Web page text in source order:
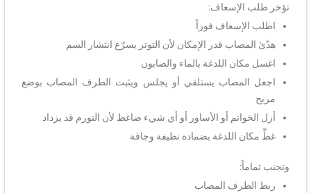
تؤخر طلب الإسعاف:
اطلب الإسعاف فوراً
هدّئ المصاب قدر الإمكان لأن التوتر يسرّع انتشار السم
اغسل مكان اللدغة بالماء والصابون
اجعل المصاب يستلقي أو يجلس ويثبت الطرف المصاب بوضع
مريح
أزل الخواتم أو الأساور أو أي شيء ضاغط لأن التورم قد يزداد
غطِّ مكان اللدغة بضمادة نظيفة وجافة
وتجنب تماماً:
ربط الطرف المصاب